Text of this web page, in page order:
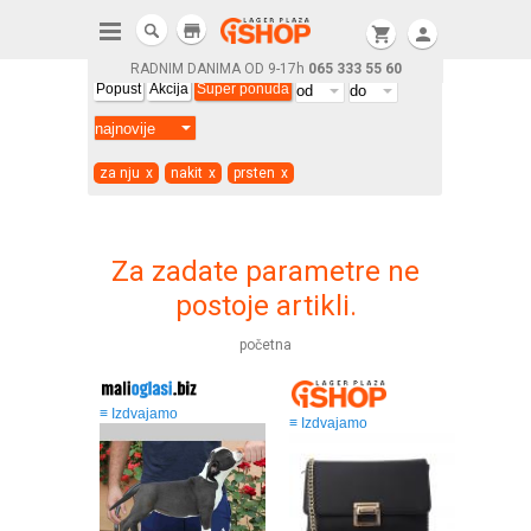
RADNIM DANIMA OD 9-17h 065 333 55 60
shopping_cart person
store
Popust Akcija Super ponuda
za nju x nakit x prsten x
Za zadate parametre ne
postoje artikli.
početna